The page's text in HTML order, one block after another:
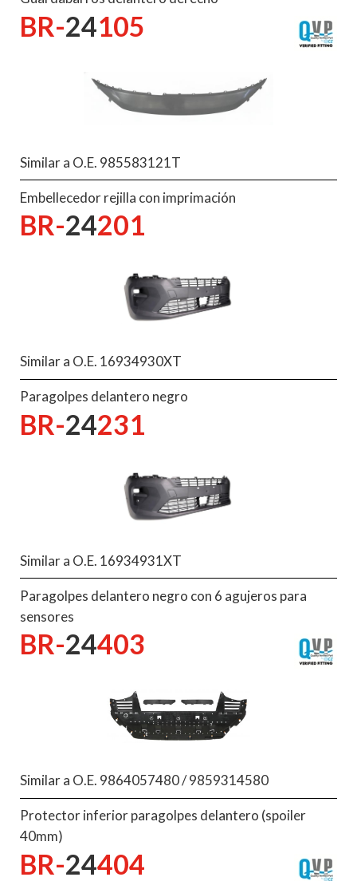
BR-24105
Similar a O.E. 985583121T
Embellecedor rejilla con imprimación
BR-24201
Similar a O.E. 16934930XT
Paragolpes delantero negro
BR-24231
Similar a O.E. 16934931XT
Paragolpes delantero negro con 6 agujeros para
sensores
BR-24403
Similar a O.E. 9864057480 / 9859314580
Protector inferior paragolpes delantero (spoiler
40mm)
BR-24404